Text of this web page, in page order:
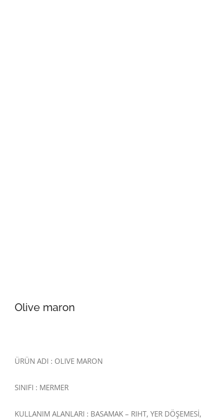
Olive maron
ÜRÜN ADI : OLIVE MARON
SINIFI : MERMER
KULLANIM ALANLARI : BASAMAK – RIHT, YER DÖŞEMESİ,